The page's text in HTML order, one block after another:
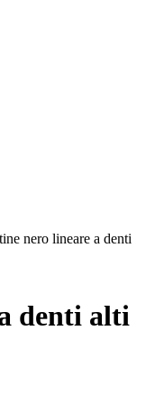
nero lineare a denti
denti alti